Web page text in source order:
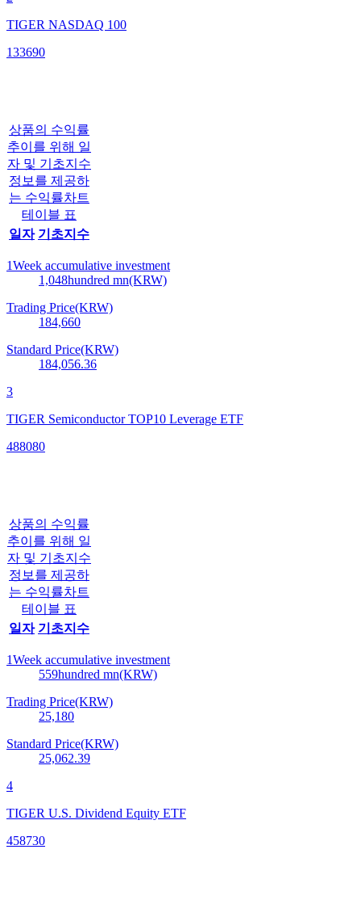
TIGER NASDAQ 100
133690
상품의 수익률
추이를 위해 일
자 및 기초지수
정보를 제공하
는 수익률차트
테이블 표
일자 기초지수
1Week accumulative investment
1,048hundred mn(KRW)
Trading Price(KRW)
184,660
Standard Price(KRW)
184,056.36
3
TIGER Semiconductor TOP10 Leverage ETF
488080
상품의 수익률
추이를 위해 일
자 및 기초지수
정보를 제공하
는 수익률차트
테이블 표
일자 기초지수
1Week accumulative investment
559hundred mn(KRW)
Trading Price(KRW)
25,180
Standard Price(KRW)
25,062.39
4
TIGER U.S. Dividend Equity ETF
458730